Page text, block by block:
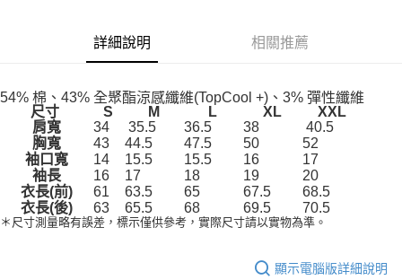
２．訂單成立數日內，您將收到繳費通知簡訊。
３．收到繳費通知簡訊後14天內，點擊此簡訊中的連結，可透過四大超商／
購買商品的店家。未經商家同意取消之訂單仍視為有效，需透過AFTEE先享
後付繳納相關費用。
※ 交易是否成功請以「AFTEE先享後付 」之結帳頁面顯示為準，若有關於
是否繳費成功／繳費後需取消欲退款等相關疑問，請聯繫「AFTEE先享後付
客戶支援中心」https://netprotections.freshdesk.com/support/home
【注意事項】
１．透過由恩沛科技股份有限公司提供之「AFTEE先享後付」服務完成之交
易，需依本服務之必要範圍內提供個人資料，並將交易相關給付款項請求債
詳細說明 相關推薦
54% 棉、43% 全聚酯涼感纖維(TopCool +)、3% 彈性纖維
尺寸
S M L XL
XXL
肩寬
34 35.5 36.5 38
40.5
胸寬
43 44.5 47.5 50
52
袖口寬
14 15.5 15.5 16
17
袖長
16 17 18 19
20
衣長(前)
61 63.5 65 67.5
68.5
衣長(後)
63 65.5 68 69.5 70.5
＊尺寸測量略有誤差，標示僅供參考，實際尺寸請以實物為準。
顯示電腦版詳細說明